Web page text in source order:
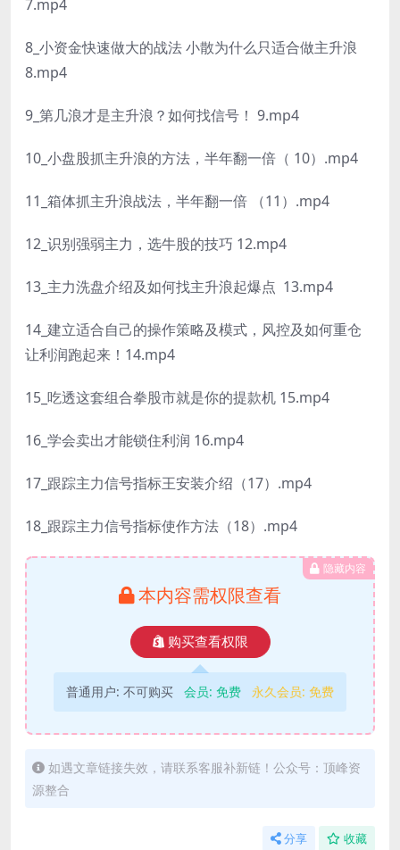
7.mp4
8_小资金快速做大的战法 小散为什么只适合做主升浪
8.mp4
9_第几浪才是主升浪？如何找信号！ 9.mp4
10_小盘股抓主升浪的方法，半年翻一倍（ 10）.mp4
11_箱体抓主升浪战法，半年翻一倍 （11）.mp4
12_识别强弱主力，选牛股的技巧 12.mp4
13_主力洗盘介绍及如何找主升浪起爆点 13.mp4
14_建立适合自己的操作策略及模式，风控及如何重仓
让利润跑起来！14.mp4
15_吃透这套组合拳股市就是你的提款机 15.mp4
16_学会卖出才能锁住利润 16.mp4
17_跟踪主力信号指标王安装介绍（17）.mp4
18_跟踪主力信号指标使作方法（18）.mp4
隐藏内容
本内容需权限查看
购买查看权限
普通用户: 不可购买 会员: 免费 永久会员: 免费
如遇文章链接失效，请联系客服补新链！公众号：顶峰资
源整合
分享 收藏